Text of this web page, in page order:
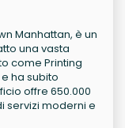
Manhattan, è un
una vasta
come Printing
ha subito
offre 650.000
servizi moderni e